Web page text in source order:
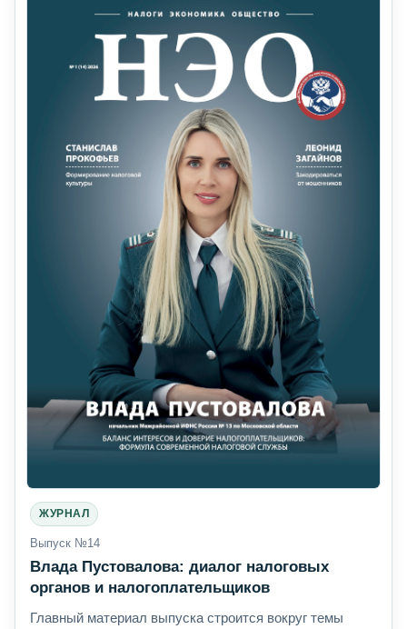
ЖУРНАЛ
Выпуск №14
Влада Пустовалова: диалог налоговых
органов и налогоплательщиков
Главный материал выпуска строится вокруг темы